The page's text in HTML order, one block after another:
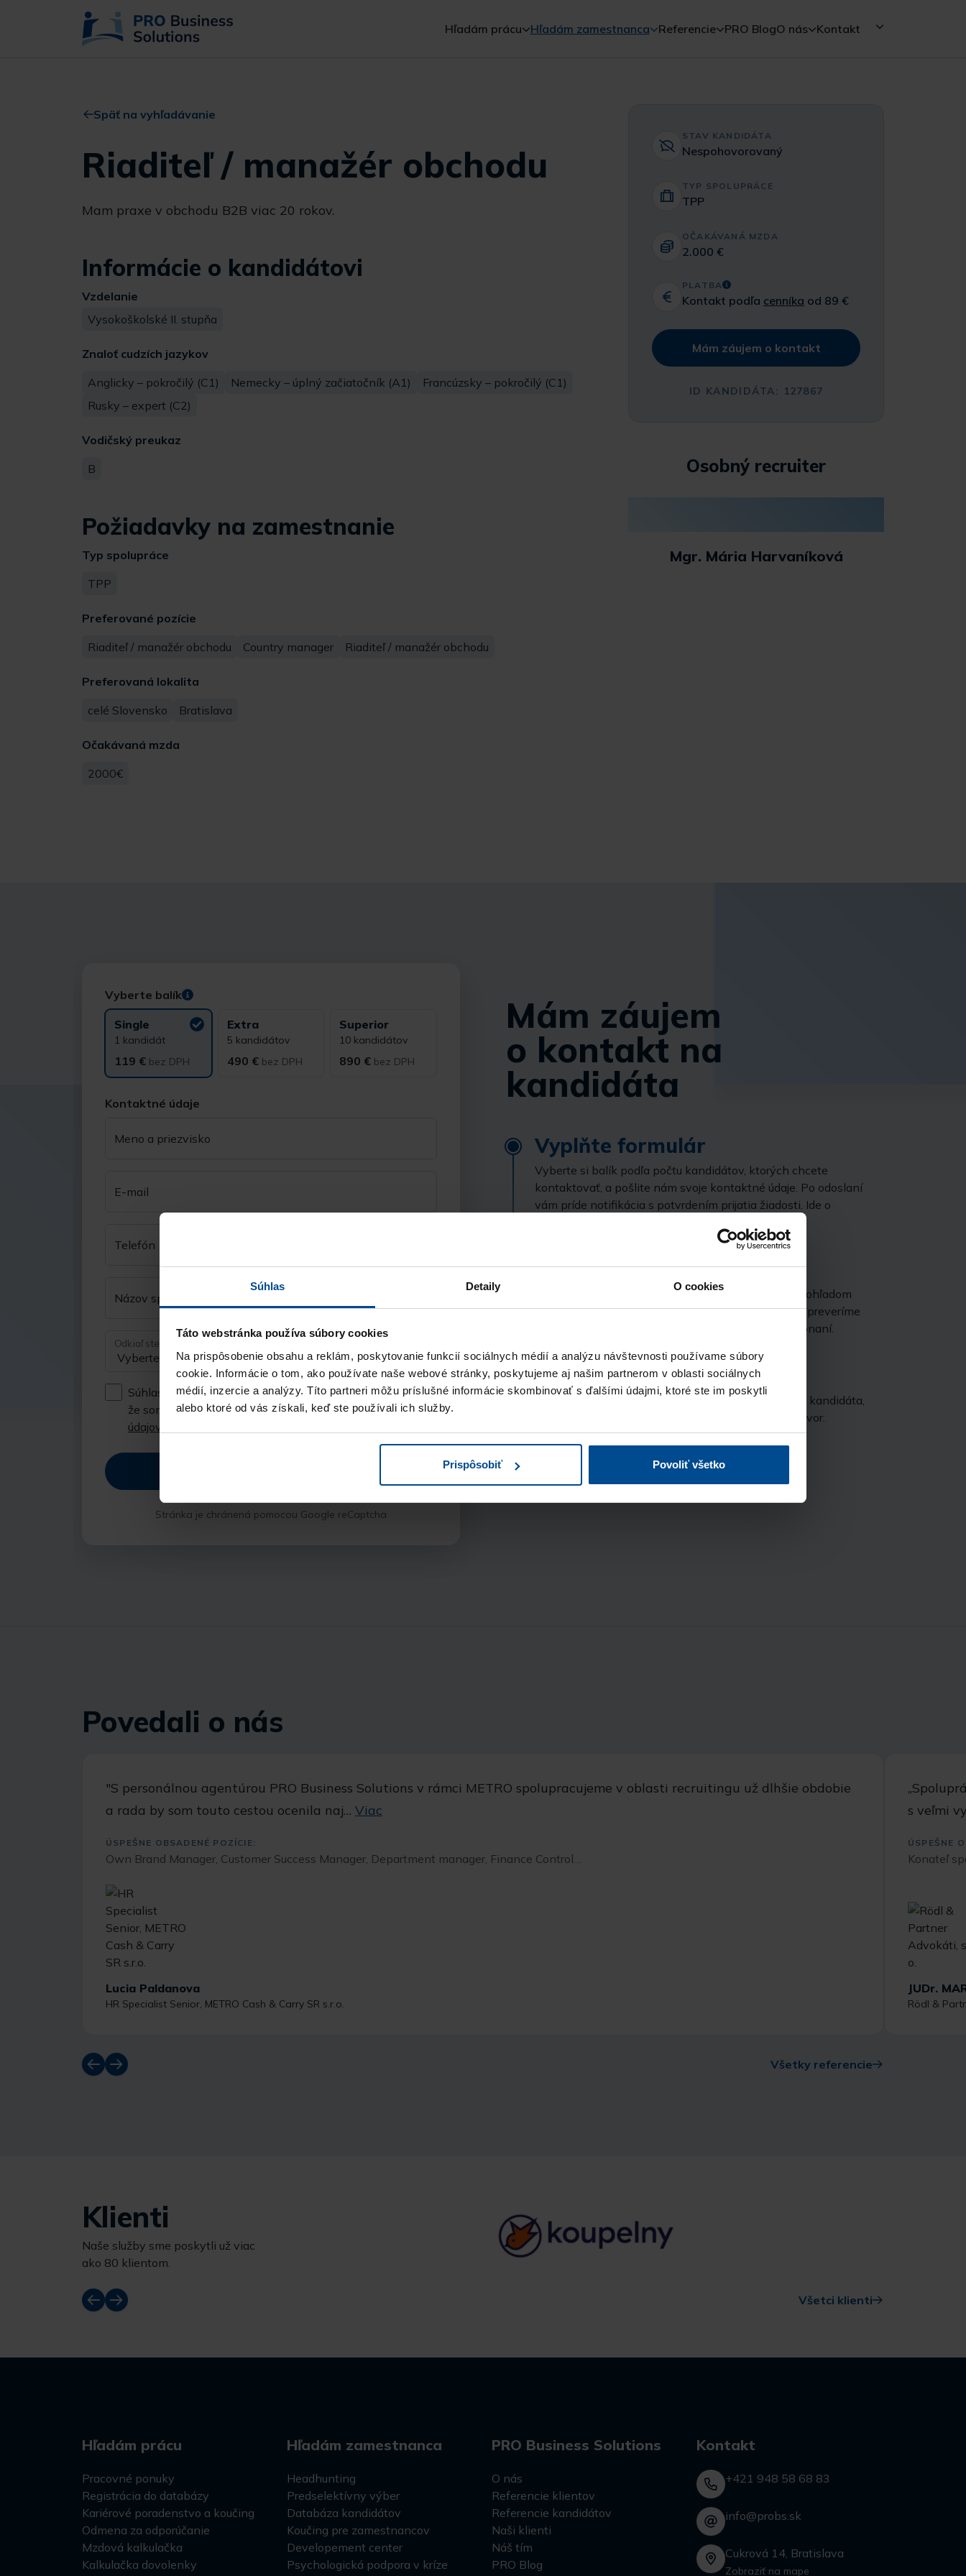
Súhlas Detaily O cookies
Táto webstránka používa súbory cookies
Na prispôsobenie obsahu a reklám, poskytovanie funkcií sociálnych médií a analýzu návštevnosti používame súbory
cookie. Informácie o tom, ako používate naše webové stránky, poskytujeme aj našim partnerom v oblasti sociálnych
médií, inzercie a analýzy. Títo partneri môžu príslušné informácie skombinovať s ďalšími údajmi, ktoré ste im poskytli
alebo ktoré od vás získali, keď ste používali ich služby.
Prispôsobiť Povoliť všetko
Hľadám prácu Hľadám zamestnanca Referencie PRO BlogO nás Kontakt
Späť na vyhľadávanie
Riaditeľ / manažér obchodu
Mam praxe v obchodu B2B viac 20 rokov.
Informácie o kandidátovi
Vzdelanie
Vysokoškolské II. stupňa
Znaloť cudzích jazykov
Anglicky – pokročilý (C1)
Nemecky – úplný začiatočník (A1)
Francúzsky – pokročilý (C1)
Rusky – expert (C2)
Vodičský preukaz
B
Požiadavky na zamestnanie
Typ spolupráce
TPP
Preferované pozície
Riaditeľ / manažér obchodu
Country manager Riaditeľ / manažér obchodu
Preferovaná lokalita
celé Slovensko
Bratislava
Očakávaná mzda
2000€
STAV KANDIDÁTA
Nespohovorovaný
TYP SPOLUPRÁCE
TPP
OČAKÁVANÁ MZDA
2.000 €
PLATBA
Kontakt podľa cenníka od 89 €
Mám záujem o kontakt
ID KANDIDÁTA: 127867
Osobný recruiter
Mgr. Mária Harvaníková
Vyberte balík
Single
1 kandidát
119 € bez DPH
Extra
5 kandidátov
490 € bez DPH
Superior
10 kandidátov
890 € bez DPH
Kontaktné údaje
Meno a priezvisko
E-mail
Telefón
Názov spoločnosti
Odkiaľ ste sa nás dozvedeli?
Súhlasím so spracúvanímosobných údajova vyhlasujem,
že som sa oboznámil sozásadami ochrany osobných
údajov
Stránka je chránená pomocou Google reCaptcha
Mám záujem
o kontakt na
kandidáta
Vyplňte formulár
Vyberte si balík podľa počtu kandidátov, ktorých chcete
kontaktovať, a pošlite nám svoje kontaktné údaje. Po odoslaní
vám príde notifikácia s potvrdením prijatia žiadosti. Ide o
Kontakt
V krátkom čase vás bude kontaktovať náš recruiter ohľadom
objednávky a popisu pozície. Následne u kandidáta preveríme
záujem o vašu pozíciu a jeho účasť na výberovom konaní.
Pohovor
Sprístupníme vám v klientskej zóne úplný životopis kandidáta,
následne ho môžete kontaktovať a pozvať na pohovor.
Povedali o nás
"S personálnou agentúrou PRO Business Solutions v rámci METRO spolupracujeme v oblasti recruitingu už dlhšie obdobie
a rada by som touto cestou ocenila naj… Viac
ÚSPEŠNE OBSADENÉ POZÍCIE:
Own Brand Manager, Customer Success Manager, Department manager, Finance Control…
Lucia Paldanova
HR Specialist Senior, METRO Cash & Carry SR s.r.o.
s veľmi
ÚSPEŠNE
Konateľ
JUDr.
Rödl &
Všetky referencie
Klienti
Naše služby sme poskytli už viac
ako 80 klientom.
Všetci klienti
Hľadám prácu
Pracovné ponuky
Registrácia do databázy
Kariérové poradenstvo a koučing
Odmena za odporúčanie
Mzdová kalkulačka
Kalkulačka dovolenky
Hľadám zamestnanca
Headhunting
Predselektívny výber
Databáza kandidátov
Koučing pre zamestnancov
Developement center
Psychologická podpora v kríze
PRO Business Solutions
O nás
Referencie klientov
Referencie kandidátov
Naši klienti
Náš tím
PRO Blog
Kontakt
+421 948 58 68 83
info@probs.sk
Cukrová 14, Bratislava
Zobraziť na mape